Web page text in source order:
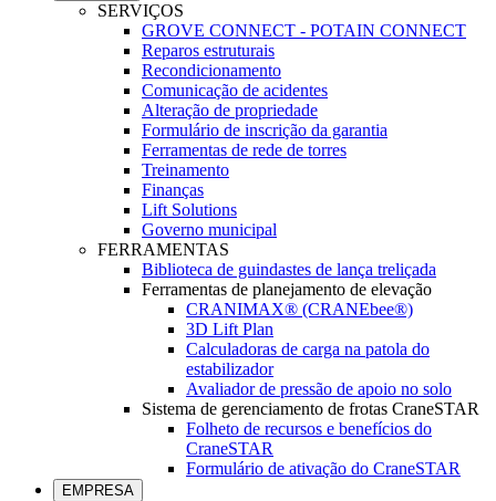
SERVIÇOS
GROVE CONNECT - POTAIN CONNECT
Reparos estruturais
Recondicionamento
Comunicação de acidentes
Alteração de propriedade
Formulário de inscrição da garantia
Ferramentas de rede de torres
Treinamento
Finanças
Lift Solutions
Governo municipal
FERRAMENTAS
Biblioteca de guindastes de lança treliçada
Ferramentas de planejamento de elevação
CRANIMAX® (CRANEbee®)
3D Lift Plan
Calculadoras de carga na patola do
estabilizador
Avaliador de pressão de apoio no solo
Sistema de gerenciamento de frotas CraneSTAR
Folheto de recursos e benefícios do
CraneSTAR
Formulário de ativação do CraneSTAR
EMPRESA